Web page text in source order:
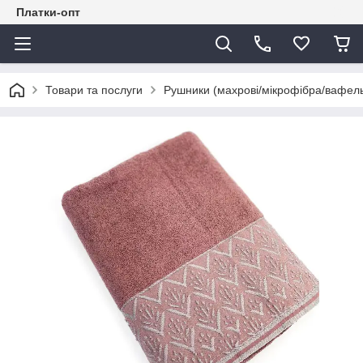
Платки-опт
Товари та послуги Рушники (махрові/мікрофібра/